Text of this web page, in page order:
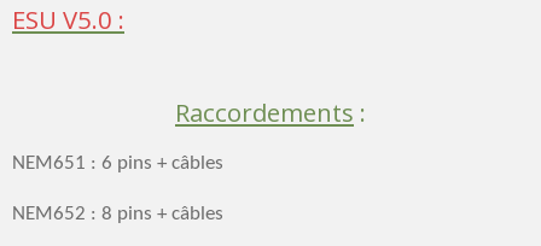
ESU V5.0 :
Raccordements :
NEM651 : 6 pins + câbles
NEM652 : 8 pins + câbles